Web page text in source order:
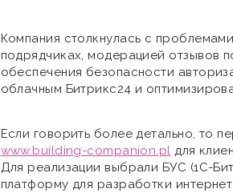
Компания столкнулась с
подрядчиках, модерацией отзывов
обеспечения безопасности
облачным Битрикс24 и
Если говорить более детально, то
www.building-companion.pl для
Для реализации выбрали БУС (1С-
платформу для разработки